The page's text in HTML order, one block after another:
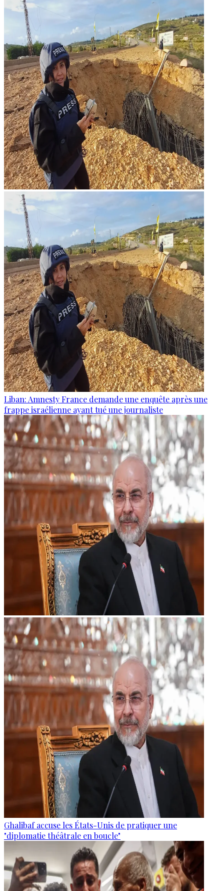
Liban: Amnesty France demande une enquête après une
frappe israélienne ayant tué une journaliste
Ghalibaf accuse les États-Unis de pratiquer une
"diplomatie théâtrale en boucle"